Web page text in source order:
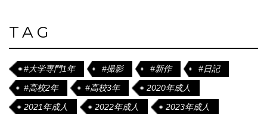
TAG
#大学専門1年 #撮影 #新作
#日記
#高校2年
#高校3年
2020年成人
2021年成人
2022年成人
2023年成人